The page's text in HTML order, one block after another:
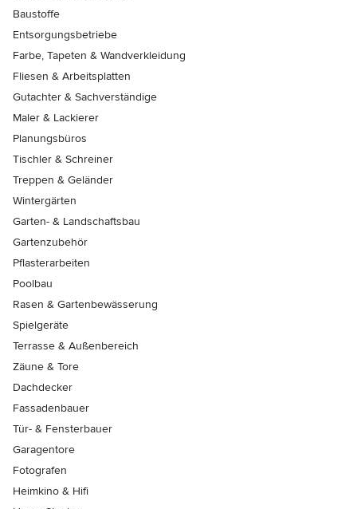
Baustoffe
Entsorgungsbetriebe
Farbe, Tapeten & Wandverkleidung
Fliesen & Arbeitsplatten
Gutachter & Sachverständige
Maler & Lackierer
Planungsbüros
Tischler & Schreiner
Treppen & Geländer
Wintergärten
Garten- & Landschaftsbau
Gartenzubehör
Pflasterarbeiten
Poolbau
Rasen & Gartenbewässerung
Spielgeräte
Terrasse & Außenbereich
Zäune & Tore
Dachdecker
Fassadenbauer
Tür- & Fensterbauer
Garagentore
Fotografen
Heimkino & Hifi